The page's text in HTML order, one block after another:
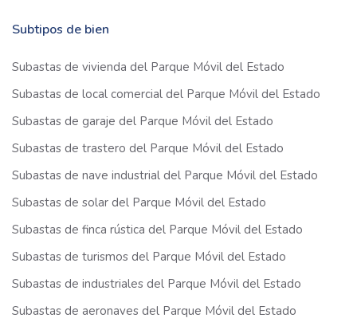
Subtipos de bien
Subastas de vivienda del Parque Móvil del Estado
Subastas de local comercial del Parque Móvil del Estado
Subastas de garaje del Parque Móvil del Estado
Subastas de trastero del Parque Móvil del Estado
Subastas de nave industrial del Parque Móvil del Estado
Subastas de solar del Parque Móvil del Estado
Subastas de finca rústica del Parque Móvil del Estado
Subastas de turismos del Parque Móvil del Estado
Subastas de industriales del Parque Móvil del Estado
Subastas de aeronaves del Parque Móvil del Estado